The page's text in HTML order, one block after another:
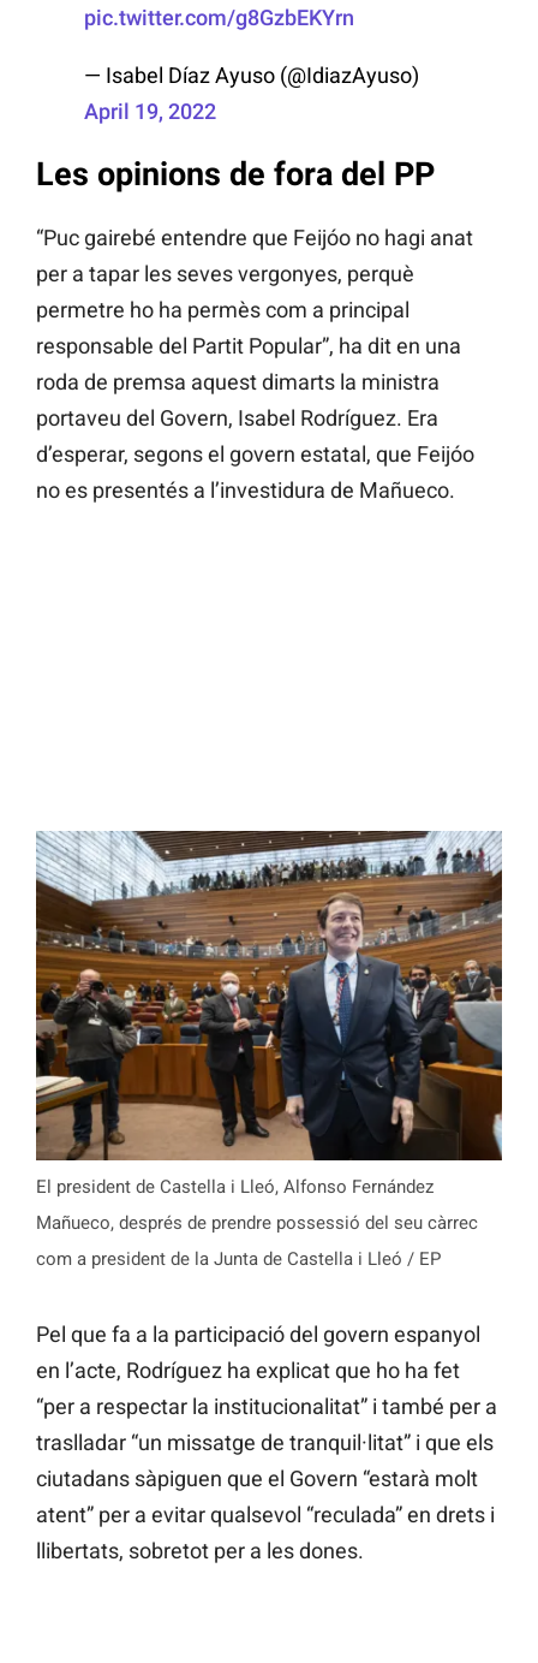
pic.twitter.com/g8GzbEKYrn
— Isabel Díaz Ayuso (@IdiazAyuso)
April 19, 2022
Les opinions de fora del PP
“Puc gairebé entendre que Feijóo no hagi anat
per a tapar les seves vergonyes, perquè
permetre ho ha permès com a principal
responsable del Partit Popular”, ha dit en una
roda de premsa aquest dimarts la ministra
portaveu del Govern, Isabel Rodríguez. Era
d’esperar, segons el govern estatal, que Feijóo
no es presentés a l’investidura de Mañueco.
El president de Castella i Lleó, Alfonso Fernández
Mañueco, després de prendre possessió del seu càrrec
com a president de la Junta de Castella i Lleó / EP
Pel que fa a la participació del govern espanyol
en l’acte, Rodríguez ha explicat que ho ha fet
“per a respectar la institucionalitat” i també per a
traslladar “un missatge de tranquil·litat” i que els
ciutadans sàpiguen que el Govern “estarà molt
atent” per a evitar qualsevol “reculada” en drets i
llibertats, sobretot per a les dones.